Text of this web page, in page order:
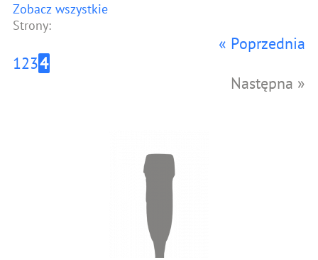
Zobacz wszystkie
Strony:
« Poprzednia
1234
Następna »